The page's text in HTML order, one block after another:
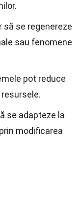
se regenereze
sau fenomene
pot reduce
se adapteze la
modificarea